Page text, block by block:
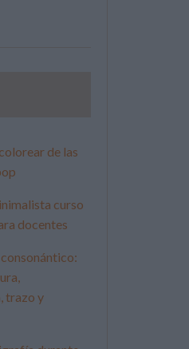
de las
curso
docentes
trazo y